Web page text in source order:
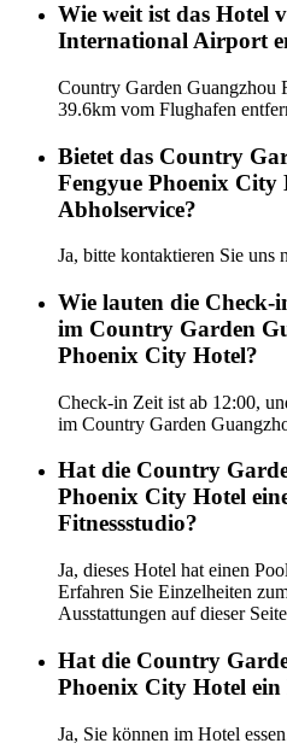
Wie weit ist das Hotel
International Airport
Country Garden Guangzhou
39.6km vom Flughafen
Bietet das Country
Fengyue Phoenix City
Abholservice?
Ja, bitte kontaktieren Sie uns
Wie lauten die Check-
im Country Garden
Phoenix City Hotel?
Check-in Zeit ist ab 12:00,
im Country Garden
Hat die Country
Phoenix City Hotel
Fitnessstudio?
Ja, dieses Hotel hat einen
Erfahren Sie Einzelheiten
Ausstattungen auf dieser
Hat die Country
Phoenix City Hotel
Ja, Sie können im Hotel